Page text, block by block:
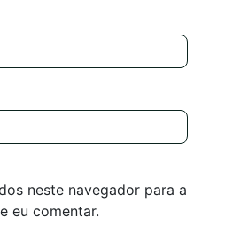
neste navegador para a
eu comentar.